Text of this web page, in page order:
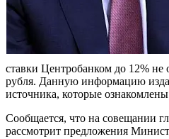
ставки Центробанком до 12% не
рубля. Данную информацию
источника, которые
Сообщается, что на совещании
рассмотрит предложения